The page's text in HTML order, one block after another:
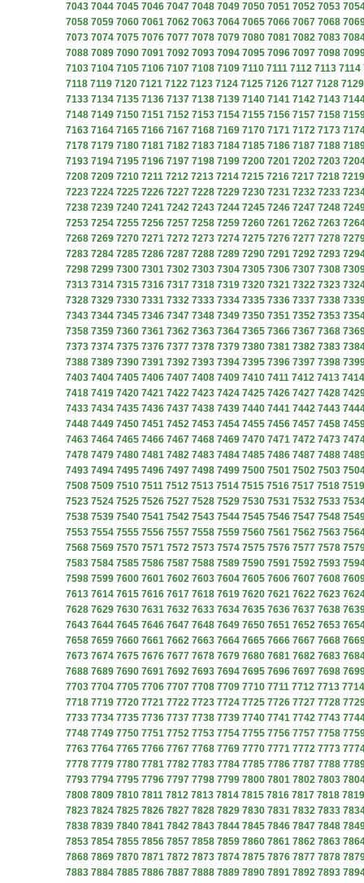
7043 7044 7045 7046 7047 7048 7049 7050 7051 7052 7053
7058 7059 7060 7061 7062 7063 7064 7065 7066 7067 7068
7073 7074 7075 7076 7077 7078 7079 7080 7081 7082 7083
7088 7089 7090 7091 7092 7093 7094 7095 7096 7097 7098
7103 7104 7105 7106 7107 7108 7109 7110 7111 7112 7113 7114
7118 7119 7120 7121 7122 7123 7124 7125 7126 7127 7128 7129
7133 7134 7135 7136 7137 7138 7139 7140 7141 7142 7143
7148 7149 7150 7151 7152 7153 7154 7155 7156 7157 7158
7163 7164 7165 7166 7167 7168 7169 7170 7171 7172 7173
7178 7179 7180 7181 7182 7183 7184 7185 7186 7187 7188
7193 7194 7195 7196 7197 7198 7199 7200 7201 7202 7203
7208 7209 7210 7211 7212 7213 7214 7215 7216 7217 7218 7219
7223 7224 7225 7226 7227 7228 7229 7230 7231 7232 7233
7238 7239 7240 7241 7242 7243 7244 7245 7246 7247 7248
7253 7254 7255 7256 7257 7258 7259 7260 7261 7262 7263
7268 7269 7270 7271 7272 7273 7274 7275 7276 7277 7278
7283 7284 7285 7286 7287 7288 7289 7290 7291 7292 7293
7298 7299 7300 7301 7302 7303 7304 7305 7306 7307 7308
7313 7314 7315 7316 7317 7318 7319 7320 7321 7322 7323
7328 7329 7330 7331 7332 7333 7334 7335 7336 7337 7338
7343 7344 7345 7346 7347 7348 7349 7350 7351 7352 7353
7358 7359 7360 7361 7362 7363 7364 7365 7366 7367 7368
7373 7374 7375 7376 7377 7378 7379 7380 7381 7382 7383
7388 7389 7390 7391 7392 7393 7394 7395 7396 7397 7398
7403 7404 7405 7406 7407 7408 7409 7410 7411 7412 7413 7414
7418 7419 7420 7421 7422 7423 7424 7425 7426 7427 7428
7433 7434 7435 7436 7437 7438 7439 7440 7441 7442 7443
7448 7449 7450 7451 7452 7453 7454 7455 7456 7457 7458
7463 7464 7465 7466 7467 7468 7469 7470 7471 7472 7473
7478 7479 7480 7481 7482 7483 7484 7485 7486 7487 7488
7493 7494 7495 7496 7497 7498 7499 7500 7501 7502 7503
7508 7509 7510 7511 7512 7513 7514 7515 7516 7517 7518 7519
7523 7524 7525 7526 7527 7528 7529 7530 7531 7532 7533
7538 7539 7540 7541 7542 7543 7544 7545 7546 7547 7548
7553 7554 7555 7556 7557 7558 7559 7560 7561 7562 7563
7568 7569 7570 7571 7572 7573 7574 7575 7576 7577 7578
7583 7584 7585 7586 7587 7588 7589 7590 7591 7592 7593
7598 7599 7600 7601 7602 7603 7604 7605 7606 7607 7608
7613 7614 7615 7616 7617 7618 7619 7620 7621 7622 7623
7628 7629 7630 7631 7632 7633 7634 7635 7636 7637 7638
7643 7644 7645 7646 7647 7648 7649 7650 7651 7652 7653
7658 7659 7660 7661 7662 7663 7664 7665 7666 7667 7668
7673 7674 7675 7676 7677 7678 7679 7680 7681 7682 7683
7688 7689 7690 7691 7692 7693 7694 7695 7696 7697 7698
7703 7704 7705 7706 7707 7708 7709 7710 7711 7712 7713 7714
7718 7719 7720 7721 7722 7723 7724 7725 7726 7727 7728
7733 7734 7735 7736 7737 7738 7739 7740 7741 7742 7743
7748 7749 7750 7751 7752 7753 7754 7755 7756 7757 7758
7763 7764 7765 7766 7767 7768 7769 7770 7771 7772 7773
7778 7779 7780 7781 7782 7783 7784 7785 7786 7787 7788
7793 7794 7795 7796 7797 7798 7799 7800 7801 7802 7803
7808 7809 7810 7811 7812 7813 7814 7815 7816 7817 7818 7819
7823 7824 7825 7826 7827 7828 7829 7830 7831 7832 7833
7838 7839 7840 7841 7842 7843 7844 7845 7846 7847 7848
7853 7854 7855 7856 7857 7858 7859 7860 7861 7862 7863
7868 7869 7870 7871 7872 7873 7874 7875 7876 7877 7878
7883 7884 7885 7886 7887 7888 7889 7890 7891 7892 7893